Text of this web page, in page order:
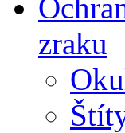
zraku